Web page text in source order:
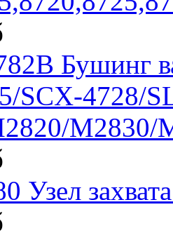
Бушинг
SCX-4728/
M2830/
Узел